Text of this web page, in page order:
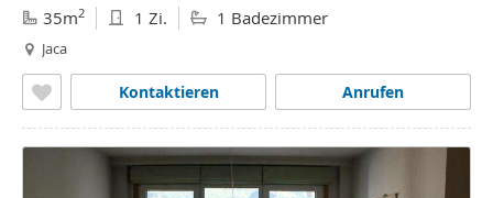
35m2 1 Zi. 1 Badezimmer
Jaca
Anrufen
Kontaktieren